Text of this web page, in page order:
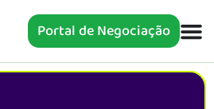
Portal de Negociação